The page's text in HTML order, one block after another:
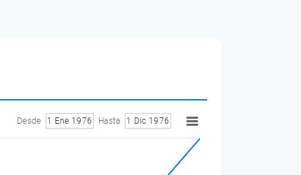
Desde 1 Ene 1976 Hasta 1 Dic 1976